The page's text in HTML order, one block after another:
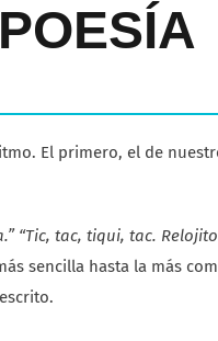
El primero, el de
“Tic, tac, tiqui, tac.
sencilla hasta la más